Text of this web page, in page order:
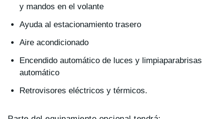
y mandos en el volante
Ayuda al estacionamiento trasero
Aire acondicionado
Encendido automático de luces y limpiaparabrisas
automático
Retrovisores eléctricos y térmicos.